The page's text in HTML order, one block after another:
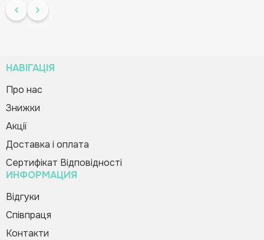
НАВІГАЦІЯ
Про нас
Знижки
Акції
Доставка і оплата
Сертифікат Відповідності
ИНФОРМАЦИЯ
Відгуки
Співпраця
Контакти